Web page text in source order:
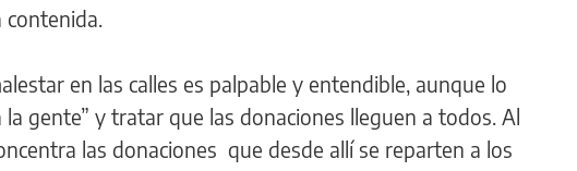
en las calles es palpable y entendible, aunque lo
gente” y tratar que las donaciones lleguen a todos. Al
las donaciones que desde allí se reparten a los